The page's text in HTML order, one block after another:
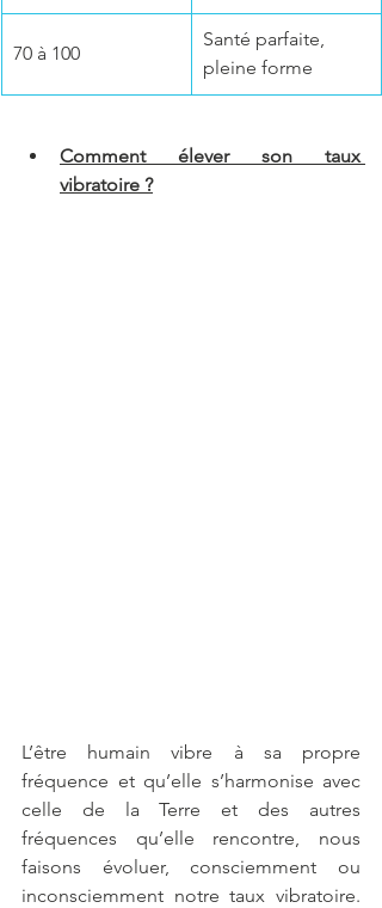
70 à 100
Santé parfaite,
pleine forme
Comment élever son taux
vibratoire ?
L’être humain vibre à sa propre
fréquence et qu’elle s’harmonise avec
celle de la Terre et des autres
fréquences qu’elle rencontre, nous
faisons évoluer, consciemment ou
inconsciemment notre taux vibratoire.